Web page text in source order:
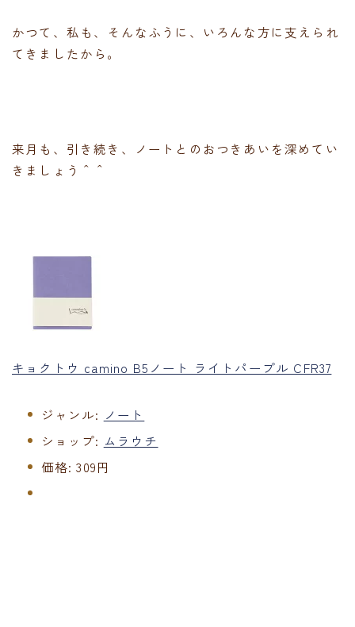
かつて、私も、そんなふうに、いろんな方に支えられ
てきましたから。
来月も、引き続き、ノートとのおつきあいを深めてい
きましょう＾＾
キョクトウ camino B5ノート ライトパープル CFR37
ジャンル: ノート
ショップ: ムラウチ
価格: 309円